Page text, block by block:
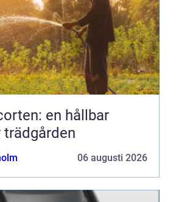
en hållbar
trädgården
06 augusti 2026